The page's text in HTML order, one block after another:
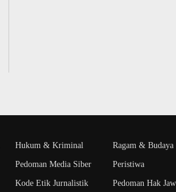
Hukum & Kriminal
Pedoman Media Siber
Kode Etik Jurnalistik
Ragam & Budaya
Peristiwa
Pedoman Hak